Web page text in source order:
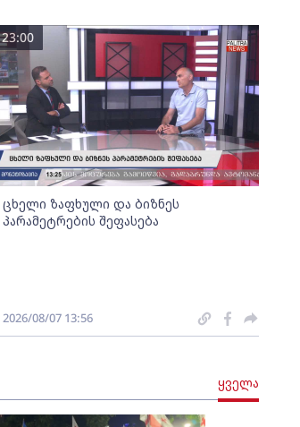
ცხელი ზაფხული და ბიზნეს
პარამეტრების შეფასება
23:00
2026/08/07 13:56
ყველა